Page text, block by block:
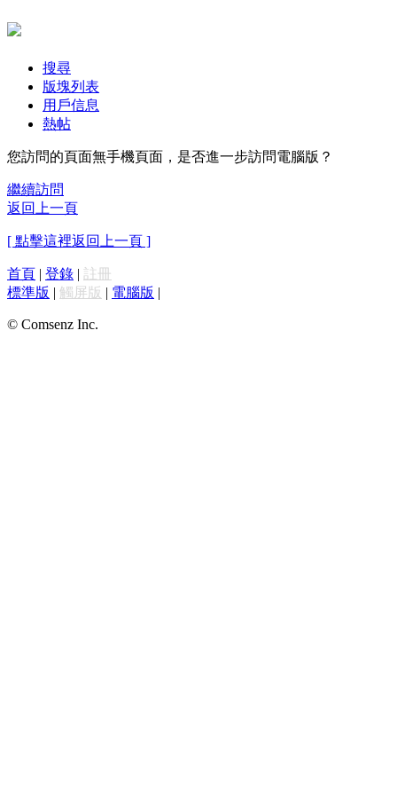
搜尋
版塊列表
用戶信息
熱帖
您訪問的頁面無手機頁面，是否進一步訪問電腦版？
繼續訪問
返回上一頁
[ 點擊這裡返回上一頁 ]
首頁 | 登錄 | 註冊
標準版 | 觸屏版 | 電腦版 |
© Comsenz Inc.